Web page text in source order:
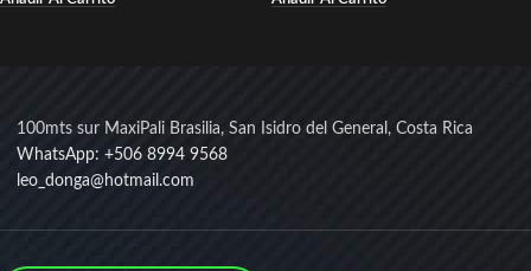
100mts sur MaxiPali Brasilia, San Isidro del General, Costa Rica
WhatsApp: +506 8994 9568
leo_donga@hotmail.com